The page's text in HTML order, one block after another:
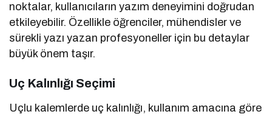
noktalar, kullanıcıların yazım deneyimini doğrudan
etkileyebilir. Özellikle öğrenciler, mühendisler ve
sürekli yazı yazan profesyoneller için bu detaylar
büyük önem taşır.
Uç Kalınlığı Seçimi
Uçlu kalemlerde uç kalınlığı, kullanım amacına göre